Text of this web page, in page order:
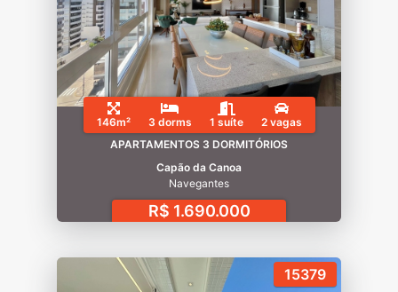
146m² 3 dorms 1 suíte
2 vagas
APARTAMENTOS 3 DORMITÓRIOS
Capão da Canoa
Navegantes
R$ 1.690.000
15379